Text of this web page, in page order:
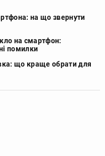
на що звернути
на смартфон:
помилки
що краще обрати для